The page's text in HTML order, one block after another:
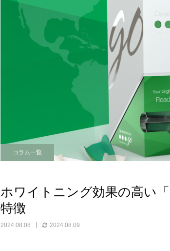
コラム一覧
ホワイトニング効果の高い
特徴
2024.08.08 2024.08.09